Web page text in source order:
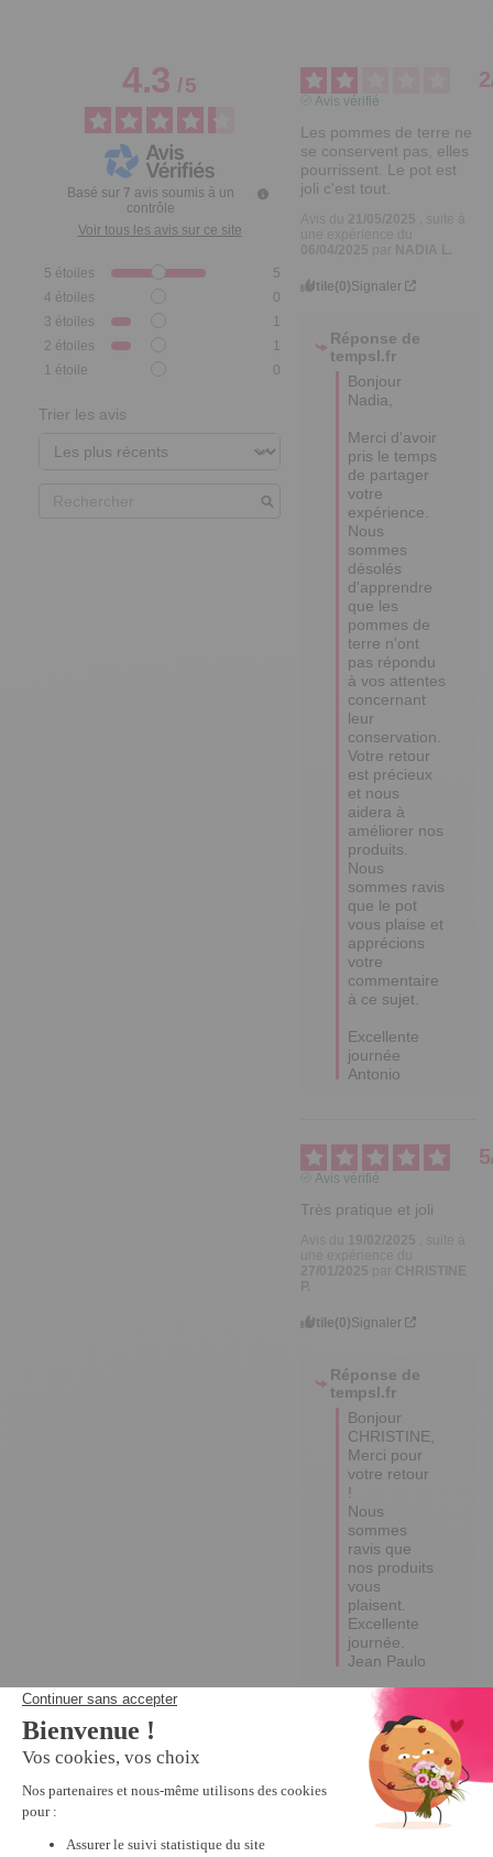
4.3/5
Basé sur 7 avis soumis à un
contrôle
Voir tous les avis sur ce site
5 étoiles
5
4 étoiles
0
3 étoiles
1
2 étoiles
1
1 étoile 0
Trier les avis
2
Avis vérifié
Les pommes de terre ne
se conservent pas, elles
pourrissent. Le pot est
joli c'est tout.
Utile(0)Signaler
Réponse de
tempsl.fr
Bonjour
Nadia,
Merci d'avoir
pris le temps
de partager
votre
expérience.
Nous
sommes
désolés
d'apprendre
que les
pommes de
terre n'ont
pas répondu
à vos attentes
concernant
leur
conservation.
Votre retour
est précieux
et nous
aidera à
améliorer nos
produits.
Nous
sommes ravis
que le pot
vous plaise et
apprécions
votre
commentaire
à ce sujet.
Excellente
journée
Antonio
5
Avis vérifié
Très pratique et joli
19/02/2025
27/01/2025
CHRISTINE
P.
Utile(0)Signaler
Réponse de
tempsl.fr
Bonjour
CHRISTINE,
Merci pour
votre retour
!
Nous
sommes
ravis que
nos produits
vous
plaisent.
Excellente
journée.
Jean Paulo
Avis vérifié
Bien
30/10/2024 , suite à